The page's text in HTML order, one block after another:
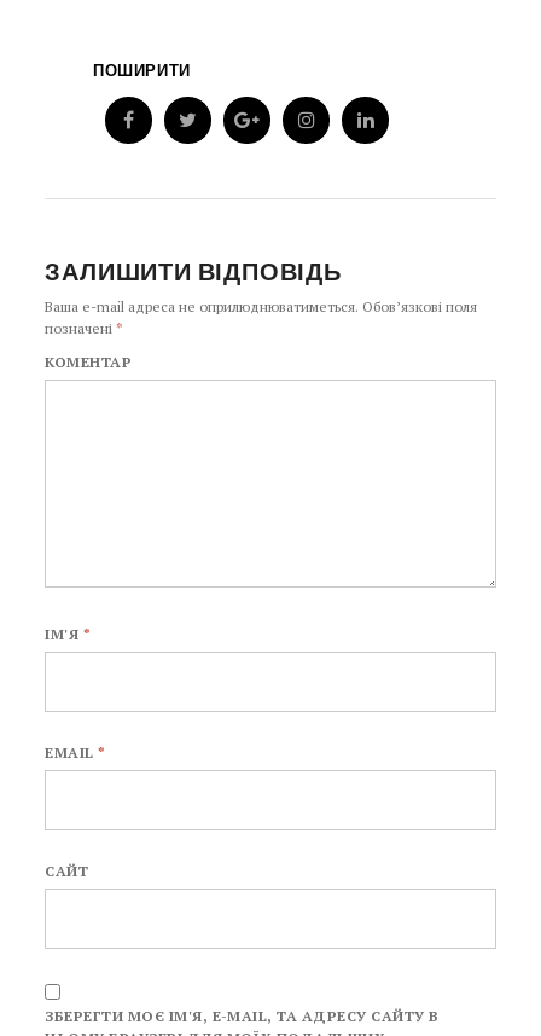
ПОШИРИТИ
ЗАЛИШИТИ ВІДПОВІДЬ
Ваша e-mail адреса не оприлюднюватиметься. Обов’язкові поля
позначені*
КОМЕНТАР
ІМ'Я *
EMAIL*
САЙТ
ЗБЕРЕГТИ МОЄ ІМ'Я, E-MAIL, ТА АДРЕСУ САЙТУ В